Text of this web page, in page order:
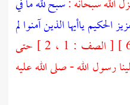
الله سبحانه :سبح لله ما في
الحكيمياأيها الذين آمنوا لم
[ الصف : 1 ، 2 ] حتى
رسول الله - صلى الله عليه